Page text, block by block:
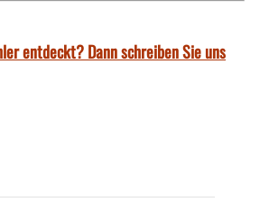
entdeckt? Dann schreiben Sie uns